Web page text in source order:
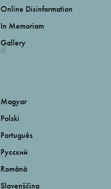
Online Disinformation
In Memoriam
Gallery
Magyar
Polski
Português
Русский
Română
Slovenščina